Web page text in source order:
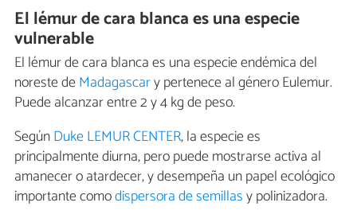
El lémur de cara blanca es una especie
vulnerable
El lémur de cara blanca es una especie endémica del
noreste deMadagascary pertenece al género Eulemur.
Puede alcanzar entre 2 y 4 kg de peso.
SegúnDuke LEMUR CENTER, la especie es
principalmente diurna, pero puede mostrarse activa al
amanecer o atardecer, y desempeña un papel ecológico
importante comodispersora de semillasy polinizadora.